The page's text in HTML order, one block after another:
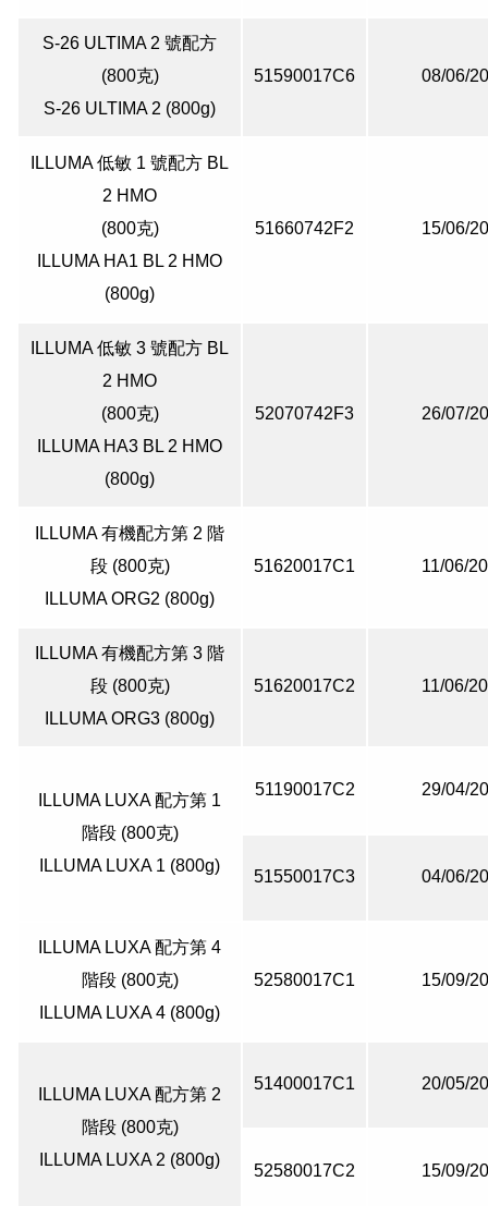
S-26 ULTIMA 2 號配方
(800克)
S-26 ULTIMA 2 (800g)
51590017C6 08/06/
ILLUMA 低敏 1 號配方 BL
2 HMO
(800克)
ILLUMA HA1 BL 2 HMO
(800g)
51660742F2 15/06/
ILLUMA 低敏 3 號配方 BL
2 HMO
(800克)
ILLUMA HA3 BL 2 HMO
(800g)
52070742F3 26/07/
ILLUMA 有機配方第 2 階
段 (800克)
ILLUMA ORG2 (800g)
51620017C1 11/06/
ILLUMA 有機配方第 3 階
段 (800克)
ILLUMA ORG3 (800g)
51620017C2 11/06/
ILLUMA LUXA 配方第 1
階段 (800克)
ILLUMA LUXA 1 (800g)
51190017C2 29/04/
51550017C3 04/06/
ILLUMA LUXA 配方第 4
階段 (800克)
ILLUMA LUXA 4 (800g)
52580017C1 15/09/
ILLUMA LUXA 配方第 2
階段 (800克)
ILLUMA LUXA 2 (800g)
51400017C1 20/05/
52580017C2 15/09/